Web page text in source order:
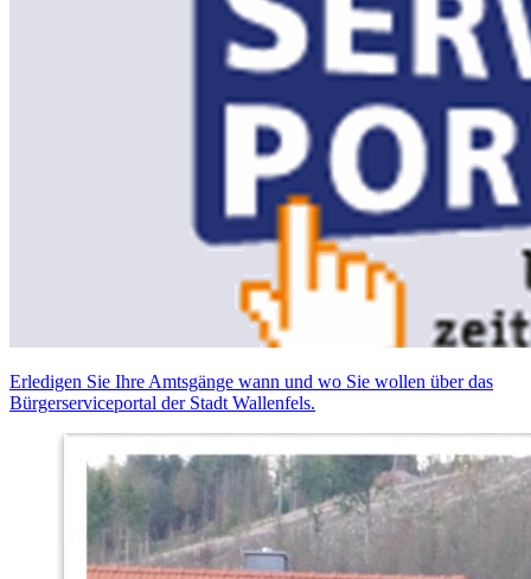
Erledigen Sie Ihre Amtsgänge wann und wo Sie wollen über das
Bürgerserviceportal der Stadt Wallenfels.